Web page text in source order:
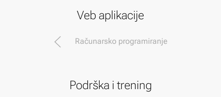
Veb aplikacije
Računarsko programiranje
Podrška i trening